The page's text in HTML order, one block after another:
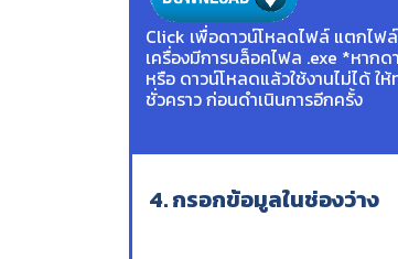
Click เพื่อดาวน์โหลดไฟล์ แตกไฟ
เครื่องมีการบล็อคไฟล .exe *หาก
หรือ ดาวน์โหลดแล้วใช้งานไม่ได้
ชั่วคราว ก่อนดำเนินการอีกครั้ง
4. กรอกข้อมูลในช่องว่าง